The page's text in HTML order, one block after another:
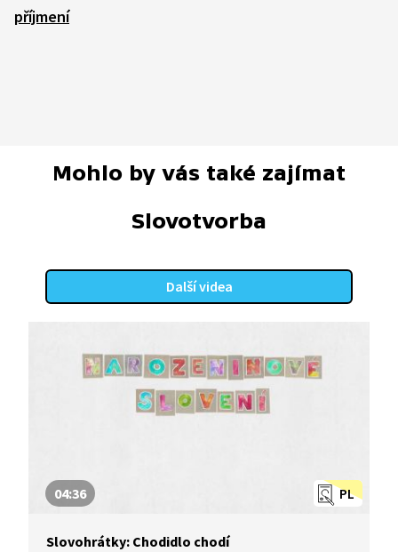
příjmení
Mohlo by vás také zajímat
Slovotvorba
Další videa
PL
04:36
Slovohrátky: Chodidlo chodí